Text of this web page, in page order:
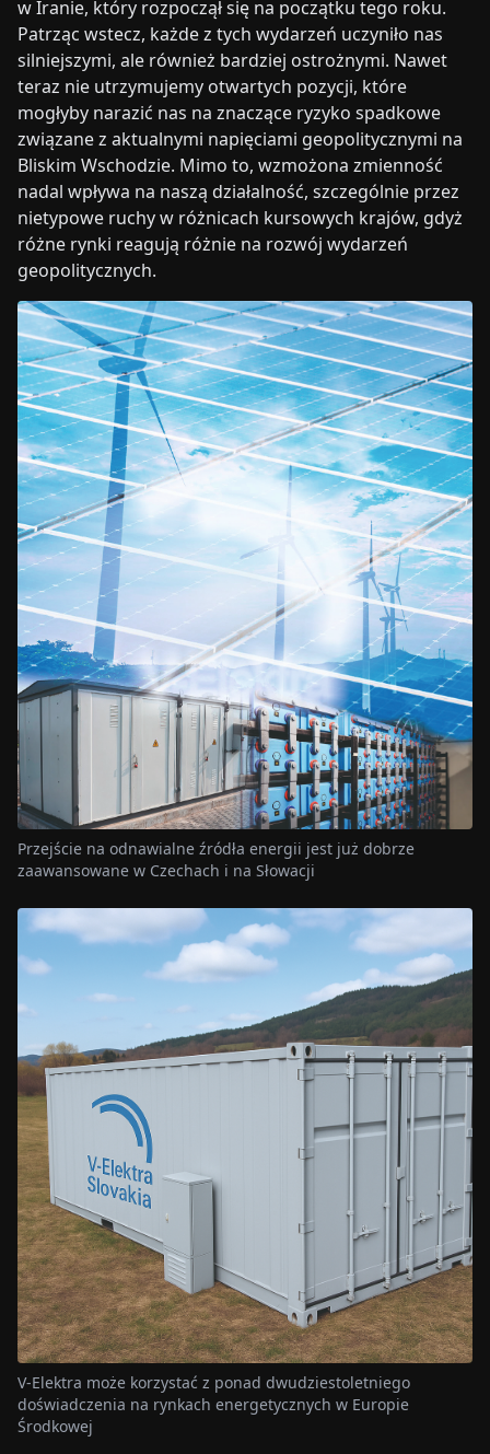
w Iranie, który rozpoczął się na początku tego roku.
Patrząc wstecz, każde z tych wydarzeń uczyniło nas
silniejszymi, ale również bardziej ostrożnymi. Nawet
teraz nie utrzymujemy otwartych pozycji, które
mogłyby narazić nas na znaczące ryzyko spadkowe
związane z aktualnymi napięciami geopolitycznymi na
Bliskim Wschodzie. Mimo to, wzmożona zmienność
nadal wpływa na naszą działalność, szczególnie przez
nietypowe ruchy w różnicach kursowych krajów, gdyż
różne rynki reagują różnie na rozwój wydarzeń
geopolitycznych.
Przejście na odnawialne źródła energii jest już dobrze
zaawansowane w Czechach i na Słowacji
V-Elektra może korzystać z ponad dwudziestoletniego
doświadczenia na rynkach energetycznych w Europie
Środkowej